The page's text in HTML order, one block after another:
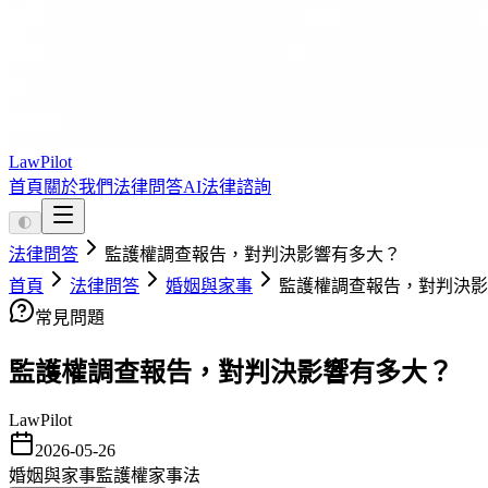
LawPilot
首頁 關於我們法律問答AI法律諮詢
🌓
法律問答
監護權調查報告，對判決影響有多大？
首頁
法律問答 婚姻與家事
監護權調查報告，對判決
常見問題
監護權調查報告，對判決影響有多大？
LawPilot
2026-05-26
婚姻與家事監護權家事法